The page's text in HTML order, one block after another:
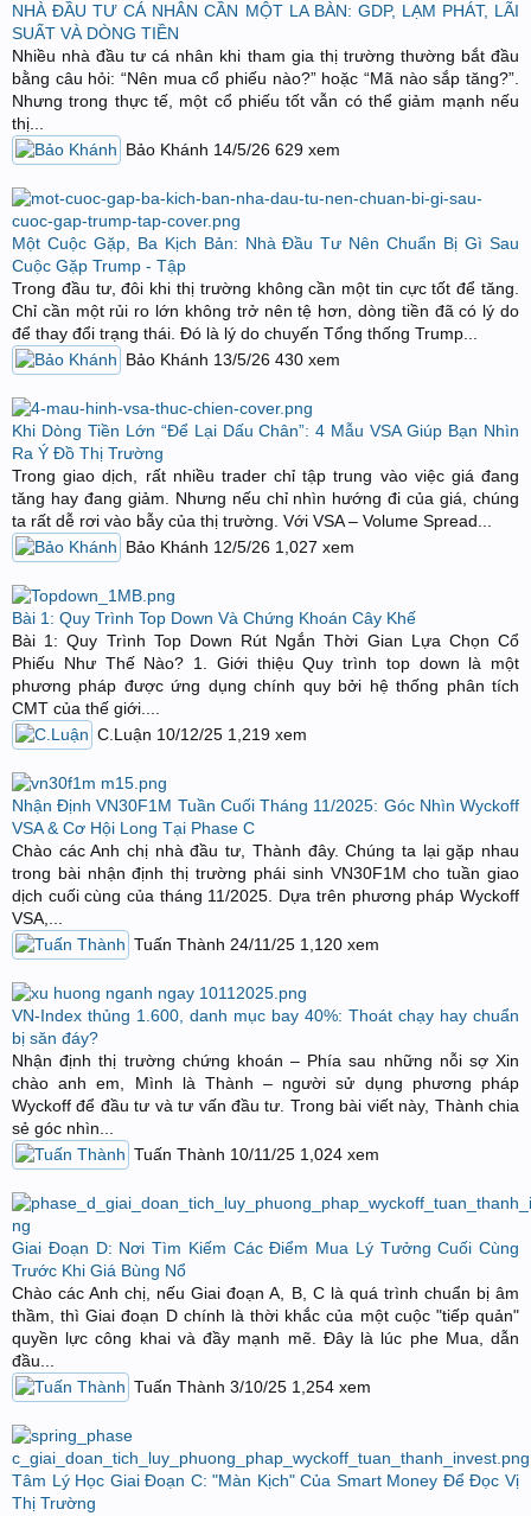
NHÀ ĐẦU TƯ CÁ NHÂN CẦN MỘT LA BÀN: GDP, LẠM PHÁT, LÃI
SUẤT VÀ DÒNG TIỀN
Nhiều nhà đầu tư cá nhân khi tham gia thị trường thường bắt đầu
bằng câu hỏi: “Nên mua cổ phiếu nào?” hoặc “Mã nào sắp tăng?”.
Nhưng trong thực tế, một cổ phiếu tốt vẫn có thể giảm mạnh nếu
thị...
Bảo Khánh 14/5/26 629 xem
Một Cuộc Gặp, Ba Kịch Bản: Nhà Đầu Tư Nên Chuẩn Bị Gì Sau
Cuộc Gặp Trump - Tập
Trong đầu tư, đôi khi thị trường không cần một tin cực tốt để tăng.
Chỉ cần một rủi ro lớn không trở nên tệ hơn, dòng tiền đã có lý do
để thay đổi trạng thái. Đó là lý do chuyến Tổng thống Trump...
Bảo Khánh 13/5/26 430 xem
Khi Dòng Tiền Lớn “Để Lại Dấu Chân”: 4 Mẫu VSA Giúp Bạn Nhìn
Ra Ý Đồ Thị Trường
Trong giao dịch, rất nhiều trader chỉ tập trung vào việc giá đang
tăng hay đang giảm. Nhưng nếu chỉ nhìn hướng đi của giá, chúng
ta rất dễ rơi vào bẫy của thị trường. Với VSA – Volume Spread...
Bảo Khánh 12/5/26 1,027 xem
Bài 1: Quy Trình Top Down Và Chứng Khoán Cây Khế
Bài 1: Quy Trình Top Down Rút Ngắn Thời Gian Lựa Chọn Cổ
Phiếu Như Thế Nào? 1. Giới thiệu Quy trình top down là một
phương pháp được ứng dụng chính quy bởi hệ thống phân tích
CMT của thế giới....
C.Luận 10/12/25 1,219 xem
Nhận Định VN30F1M Tuần Cuối Tháng 11/2025: Góc Nhìn Wyckoff
VSA & Cơ Hội Long Tại Phase C
Chào các Anh chị nhà đầu tư, Thành đây. Chúng ta lại gặp nhau
trong bài nhận định thị trường phái sinh VN30F1M cho tuần giao
dịch cuối cùng của tháng 11/2025. Dựa trên phương pháp Wyckoff
VSA,...
Tuấn Thành 24/11/25 1,120 xem
VN-Index thủng 1.600, danh mục bay 40%: Thoát chạy hay chuẩn
bị săn đáy?
Nhận định thị trường chứng khoán – Phía sau những nỗi sợ Xin
chào anh em, Mình là Thành – người sử dụng phương pháp
Wyckoff để đầu tư và tư vấn đầu tư. Trong bài viết này, Thành chia
sẻ góc nhìn...
Tuấn Thành 10/11/25 1,024 xem
Giai Đoạn D: Nơi Tìm Kiếm Các Điểm Mua Lý Tưởng Cuối Cùng
Trước Khi Giá Bùng Nổ
Chào các Anh chị, nếu Giai đoạn A, B, C là quá trình chuẩn bị âm
thầm, thì Giai đoạn D chính là thời khắc của một cuộc "tiếp quản"
quyền lực công khai và đầy mạnh mẽ. Đây là lúc phe Mua, dẫn
đầu...
Tuấn Thành 3/10/25 1,254 xem
Tâm Lý Học Giai Đoạn C: "Màn Kịch" Của Smart Money Để Đọc Vị
Thị Trường